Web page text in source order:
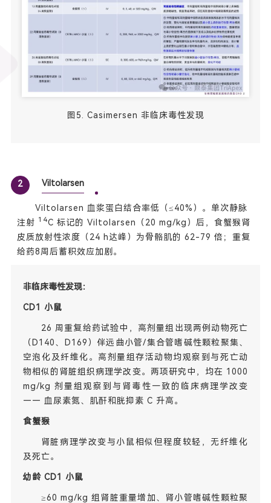
图5. Casimersen 非临床毒性发现
2 Viltolarsen
Viltolarsen 血浆蛋白结合率低（≤40%）。单次静脉
注射 14C 标记的 Viltolarsen（20 mg/kg）后，食蟹猴肾
皮质放射性浓度（24 h达峰）为骨骼肌的 62-79 倍；重复
给药8周后蓄积效应加剧。
非临床毒性发现：
CD1 小鼠
26 周重复给药试验中，高剂量组出现两例动物死亡
（D140、D169）伴远曲小管/集合管嗜碱性颗粒聚集、
空泡化及纤维化。高剂量组存活动物均观察到与死亡动
物相似的肾脏组织病理学改变。两项研究中，均在 1000
mg/kg 剂量组观察到与肾毒性一致的临床病理学改变
—— 血尿素氮、肌酐和胱抑素 C 升高。
食蟹猴
肾脏病理学改变与小鼠相似但程度较轻，无纤维化
及死亡。
幼龄 CD1 小鼠
≥60 mg/kg 组肾脏重量增加、肾小管嗜碱性颗粒聚